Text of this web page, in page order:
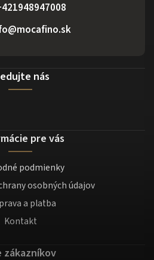
nás
pre vás
podmienky
osobných údajov
a platba
Kontakt
zákazníkov